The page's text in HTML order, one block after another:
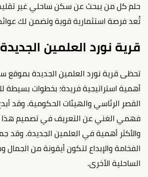
حلم كل من يبحث عن سكن ساحلي غير
تُعد فرصة استثمارية قوية وتضمن لك
قرية نورد العلمين الجديدة
تحظى قرية نورد العلمين الجديدة بموقع
أهمية استراتيجية فريدة؛ بخطوات بسيطة
القصر الرئاسي والهيئات الحكومية. وقد
فهمي الغني عن التعريف في تصميم هذا
والأكثر أهمية في العلمين الجديدة.
الفخامة والإبداع لتكون أيقونة من
الساحلية الأخرى.